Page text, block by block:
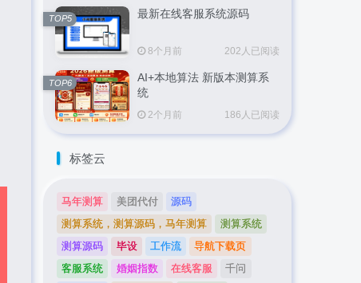
最新在线客服系统源码
8个月前 202人已阅读
TOP5
AI+本地算法 新版本测算系
统
2个月前 186人已阅读
TOP6
标签云
马年测算 美团代付
源码
测算系统，测算源码，马年测算
测算系统
测算源码
毕设 工作流
导航下载页
客服系统
婚姻指数 在线客服
千问